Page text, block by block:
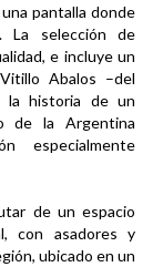
pantalla donde
La selección de
e incluye un
Abalos –del
la historia de un
de la Argentina
especialmente
de un espacio
con asadores y
ubicado en un